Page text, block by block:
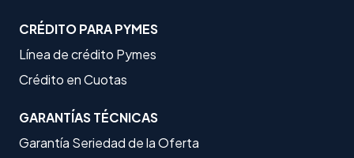
CRÉDITO PARA PYMES
Línea de crédito Pymes
Crédito en Cuotas
GARANTÍAS TÉCNICAS
Garantía Seriedad de la Oferta